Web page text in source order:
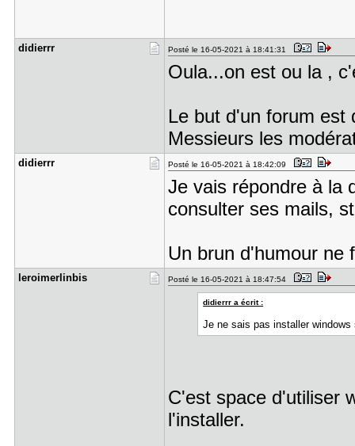
didierrr Posté le 16-05-2021 à 18:41:31
Oula...on est ou la ,
Le but d'un forum est
Messieurs les
didierrr Posté le 16-05-2021 à 18:42:09
Je vais répondre à la
consulter ses mails,
Un brun d'humour ne
leroimerli​nbis Posté le 16-05-2021 à 18:47:54
didierrr a écrit :
Je ne sais pas installer
C'est space d'utiliser
l'installer.